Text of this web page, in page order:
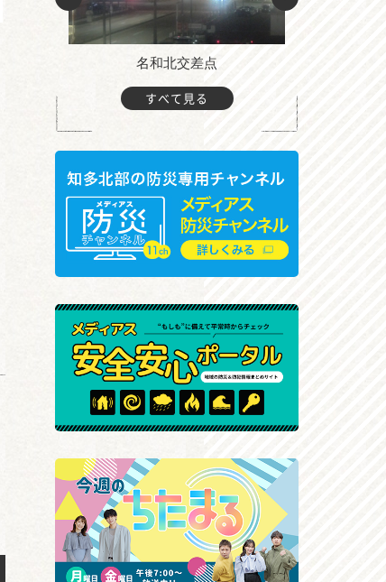
名和北交差点
すべて見る